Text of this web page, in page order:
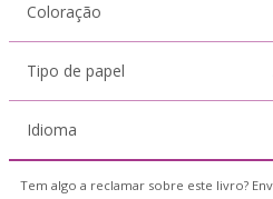
Coloração
Tipo de papel
Idioma
Tem algo a reclamar sobre este livro?